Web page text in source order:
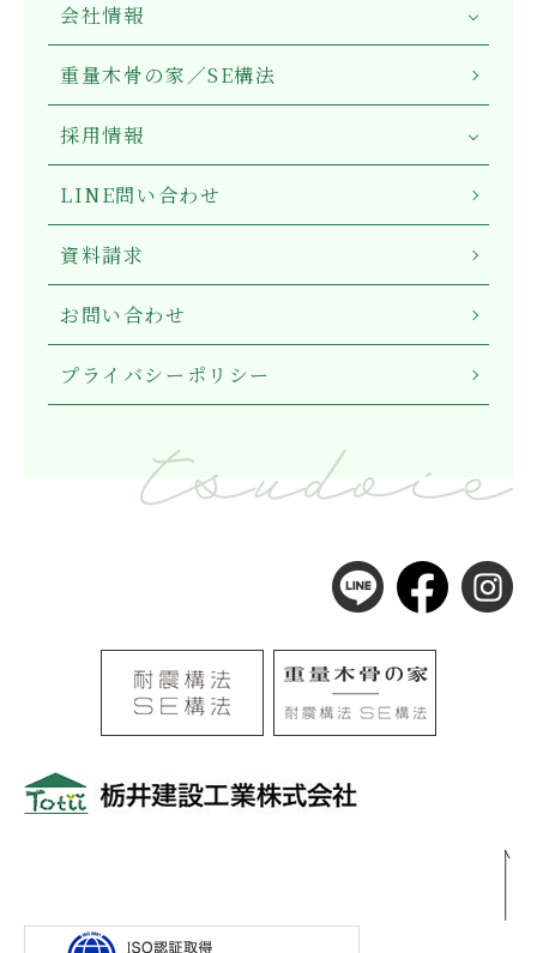
会社情報
重量木骨の家／SE構法
採用情報
LINE問い合わせ
資料請求
お問い合わせ
プライバシーポリシー